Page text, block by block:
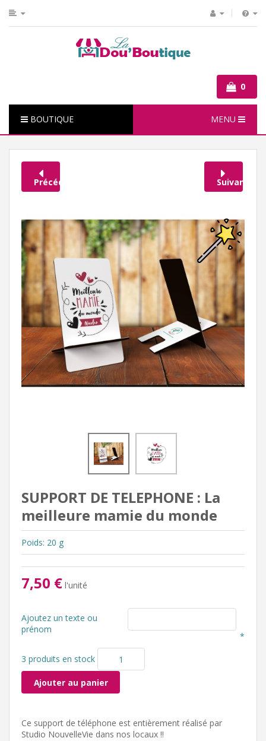
0
BOUTIQUE MENU
Précédent Suivant
SUPPORT DE TELEPHONE : La
meilleure mamie du monde
Poids: 20 g
7,50 € l'unité
Ajoutez un texte ou
prénom
*
3 produits en stock
Ajouter au panier
Ce support de téléphone est entièrement réalisé par
Studio NouvelleVie dans nos locaux !!